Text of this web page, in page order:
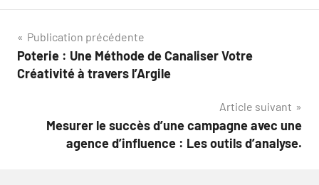
Navigation
de
Publication précédente
Poterie : Une Méthode de Canaliser Votre
Créativité à travers l’Argile
Article suivant
Mesurer le succès d’une campagne avec une
agence d’influence : Les outils d’analyse.